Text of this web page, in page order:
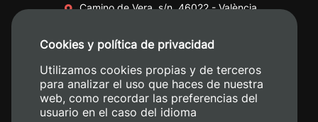
Camino de Vera, s/n. 46022 - València
+34 620 04 00 50
Cookies y política de privacidad
Utilizamos cookies propias y de terceros
para analizar el uso que haces de nuestra
web, como recordar las preferencias del
usuario en el caso del idioma